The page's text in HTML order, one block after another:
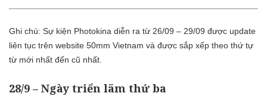
Ghi chú: Sự kiện Photokina diễn ra từ 26/09 – 29/09 được update
liên tục trên website 50mm Vietnam và được sắp xếp theo thứ tự
từ mới nhất đến cũ nhất.
28/9 – Ngày triển lãm thứ ba